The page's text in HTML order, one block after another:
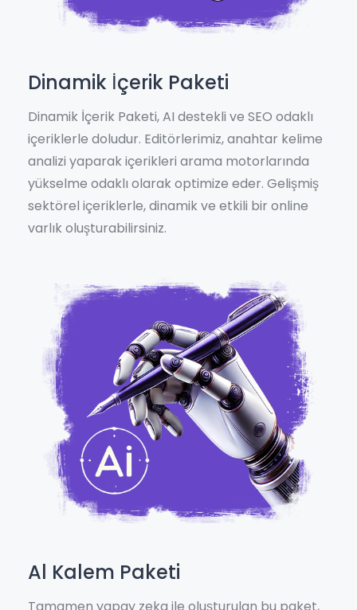
Dinamik İçerik Paketi
Dinamik İçerik Paketi, AI destekli ve SEO odaklı
içeriklerle doludur. Editörlerimiz, anahtar kelime
analizi yaparak içerikleri arama motorlarında
yükselme odaklı olarak optimize eder. Gelişmiş
sektörel içeriklerle, dinamik ve etkili bir online
varlık oluşturabilirsiniz.
Al Kalem Paketi